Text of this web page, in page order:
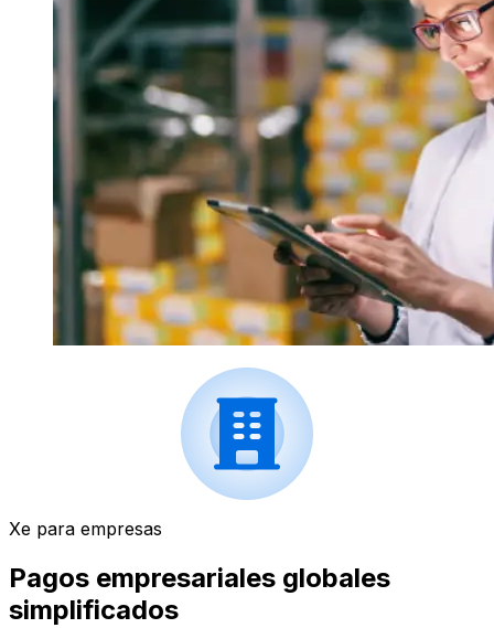
Xe para empresas
Pagos empresariales globales
simplificados